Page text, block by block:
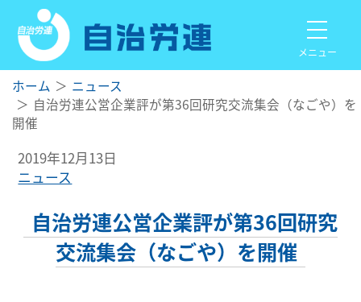
メニュー
ホーム
ニュース
自治労連公営企業評が第36回研究交流集会（なごや）を
開催
2019年12月13日
ニュース
自治労連公営企業評が第36回研究
交流集会（なごや）を開催